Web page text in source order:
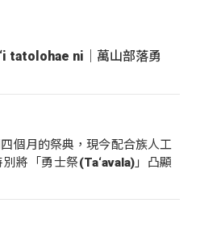
‘i tatolohae ni｜萬山部落勇
個月的祭典，現今配合族人工
將「勇士祭(Ta‘avala)」凸顯